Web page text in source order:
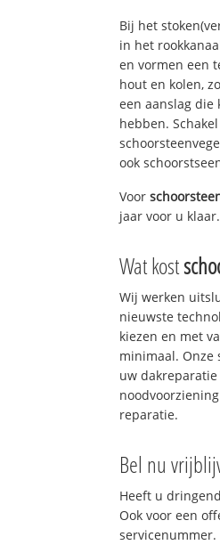
Bij het
in het
en vormen een
hout en kolen,
een aanslag die
hebben.
ook
Voor
jaar voor u klaar.
Wat kost
Wij werken
nieuwste
kiezen en met
minimaal. Onze
uw
reparatie.
Bel nu
Heeft u
Ook voor een